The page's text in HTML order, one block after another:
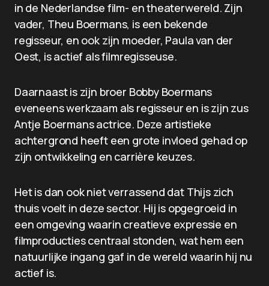
in de Nederlandse film- en theaterwereld. Zijn
vader, Theu Boermans, is een bekende
regisseur, en ook zijn moeder, Paula van der
Oest, is actief als filmregisseuse.
Daarnaast is zijn broer Bobby Boermans
eveneens werkzaam als regisseur en is zijn zus
Antje Boermans actrice. Deze artistieke
achtergrond heeft een grote invloed gehad op
zijn ontwikkeling en carrière keuzes.
Het is dan ook niet verrassend dat Thijs zich
thuis voelt in deze sector. Hij is opgegroeid in
een omgeving waarin creatieve expressie en
filmproducties centraal stonden, wat hem een
natuurlijke ingang gaf in de wereld waarin hij nu
actief is.